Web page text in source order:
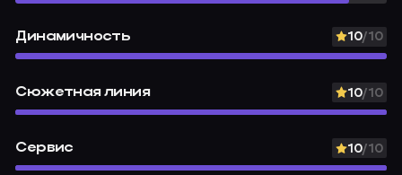
Динамичность 10/10
Сюжетная линия 10/10
Сервис 10/10